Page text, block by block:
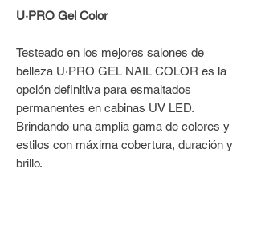
U·PRO Gel Color
Testeado en los mejores salones de
belleza U·PRO GEL NAIL COLOR es la
opción definitiva para esmaltados
permanentes en cabinas UV LED.
Brindando una amplia gama de colores y
estilos con máxima cobertura, duración y
brillo.